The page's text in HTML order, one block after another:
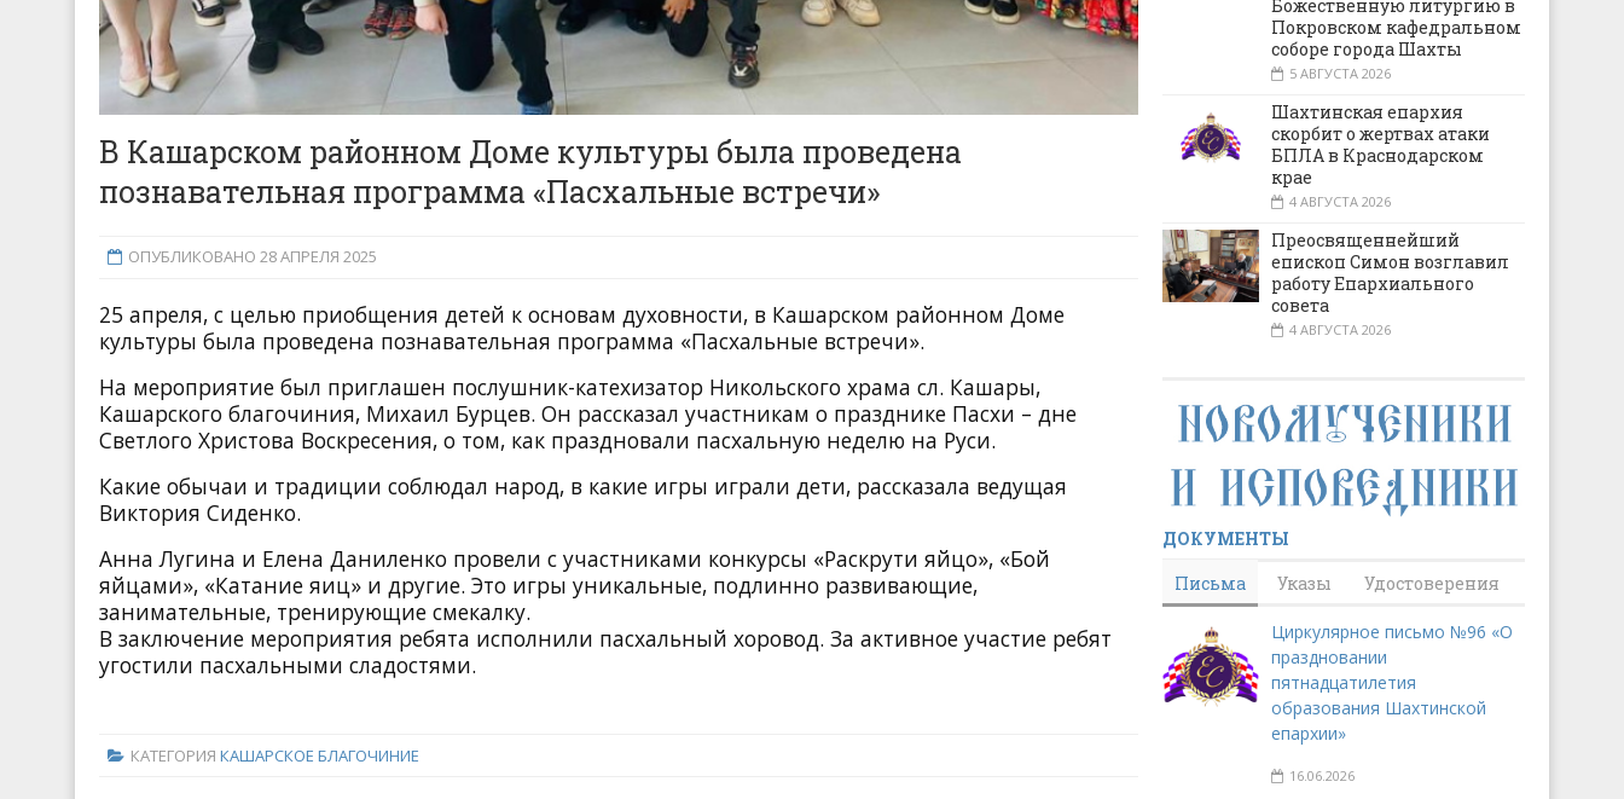
В Кашарском районном Доме культуры была проведена
познавательная программа «Пасхальные встречи»
ОПУБЛИКОВАНО 28 АПРЕЛЯ 2025
25 апреля, с целью приобщения детей к основам духовности, в Кашарском районном Доме
культуры была проведена познавательная программа «Пасхальные встречи».
На мероприятие был приглашен послушник-катехизатор Никольского храма сл. Кашары,
Кашарского благочиния, Михаил Бурцев. Он рассказал участникам о празднике Пасхи – дне
Светлого Христова Воскресения, о том, как праздновали пасхальную неделю на Руси.
Какие обычаи и традиции соблюдал народ, в какие игры играли дети, рассказала ведущая
Виктория Сиденко.
Анна Лугина и Елена Даниленко провели с участниками конкурсы «Раскрути яйцо», «Бой
яйцами», «Катание яиц» и другие. Это игры уникальные, подлинно развивающие,
занимательные, тренирующие смекалку.
В заключение мероприятия ребята исполнили пасхальный хоровод. За активное участие ребят
угостили пасхальными сладостями.
КАТЕГОРИЯ КАШАРСКОЕ БЛАГОЧИНИЕ
Божественную литургию в
Покровском кафедральном
соборе города Шахты
5 АВГУСТА 2026
Шахтинская епархия
скорбит о жертвах атаки
БПЛА в Краснодарском
крае
4 АВГУСТА 2026
Преосвященнейший
епископ Симон возглавил
работу Епархиального
совета
4 АВГУСТА 2026
ДОКУМЕНТЫ
Письма
Указы Удостоверения
Циркулярное письмо №96 «О
праздновании
пятнадцатилетия
образования Шахтинской
епархии»
16.06.2026